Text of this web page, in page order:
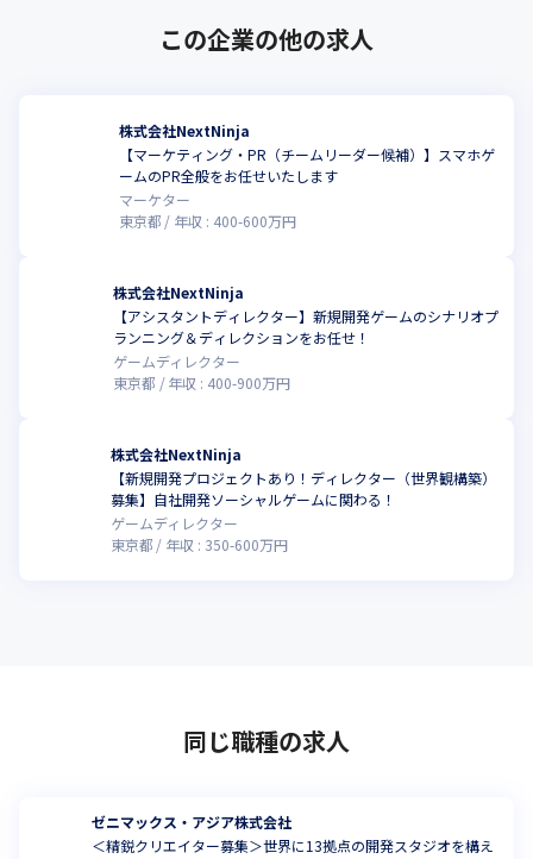
この企業の他の求人
株式会社NextNinja
【マーケティング・PR（チームリーダー候補）】スマホゲ
ームのPR全般をお任せいたします
マーケター
東京都
年収 : 400-600万円
株式会社NextNinja
【アシスタントディレクター】新規開発ゲームのシナリオプ
ランニング＆ディレクションをお任せ！
ゲームディレクター
東京都
年収 : 400-900万円
株式会社NextNinja
【新規開発プロジェクトあり！ディレクター（世界観構築）
募集】自社開発ソーシャルゲームに関わる！
ゲームディレクター
東京都
年収 : 350-600万円
同じ職種の求人
ゼニマックス・アジア株式会社
＜精鋭クリエイター募集＞世界に13拠点の開発スタジオを構え